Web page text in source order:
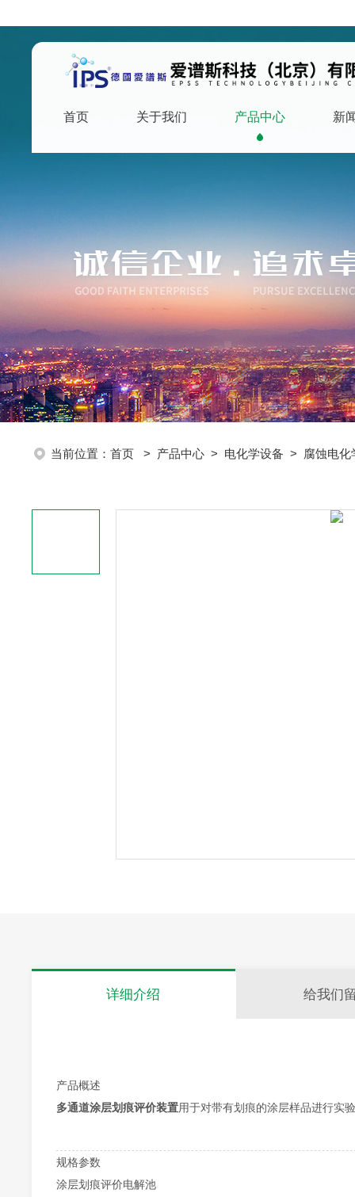
首页 关于我们 产品中心 新
当前位置： 首页 > 产品中心 > 电化学设备 > 腐蚀电化
详细介绍 给我们
产品概述
多通道涂层划痕评价装置用于对带有划痕的涂层样品进行实
规格参数
涂层划痕评价电解池